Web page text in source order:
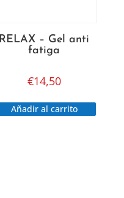
RELAX – Gel anti
fatiga
€14,50
Añadir al carrito